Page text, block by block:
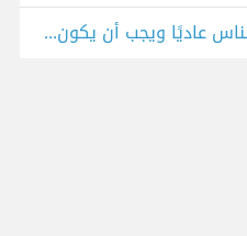
ما هو الشيء الذي يعتبره الناس عاديًا ويجب أن يكون غير عادي؟